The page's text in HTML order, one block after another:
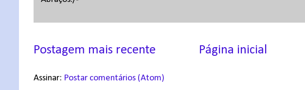
Postagem mais recente Página inicial
Assinar: Postar comentários (Atom)